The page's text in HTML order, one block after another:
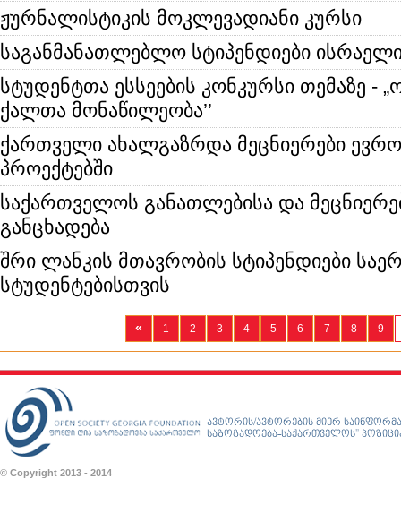
ჟურნალისტიკის მოკლევადიანი კურსი
საგანმანათლებლო სტიპენდიები
სტუდენტთა ესსეების კონკურსი თემაზე -
ქალთა მონაწილეობა’’
ქართველი ახალგაზრდა მეცნიერები
პროექტებში
საქართველოს განათლებისა და
განცხადება
შრი ლანკის მთავრობის სტიპენდიები
სტუდენტებისთვის
« 1 2 3 4 5 6 7 8 9
ავტორის/ავტორების მიერ
საზოგადოება-საქართველოს”
© Copyright 2013 - 2014